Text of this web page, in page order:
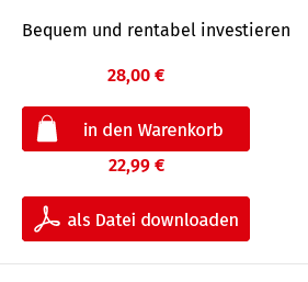
Bequem und rentabel investieren
28,00 €
22,99 €